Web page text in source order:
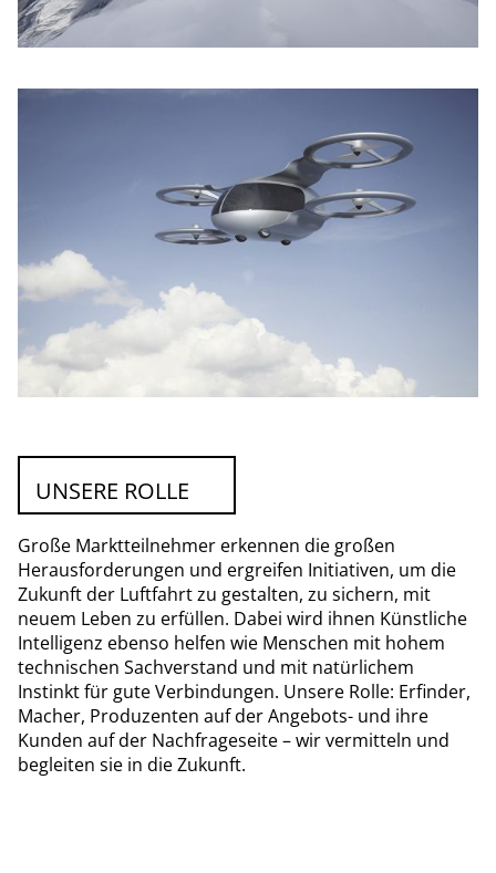
UNSERE ROLLE
Große Marktteilnehmer erkennen die großen
Herausforderungen und ergreifen Initiativen, um die
Zukunft der Luftfahrt zu gestalten, zu sichern, mit
neuem Leben zu erfüllen. Dabei wird ihnen Künstliche
Intelligenz ebenso helfen wie Menschen mit hohem
technischen Sachverstand und mit natürlichem
Instinkt für gute Verbindungen. Unsere Rolle: Erfinder,
Macher, Produzenten auf der Angebots- und ihre
Kunden auf der Nachfrageseite – wir vermitteln und
begleiten sie in die Zukunft.